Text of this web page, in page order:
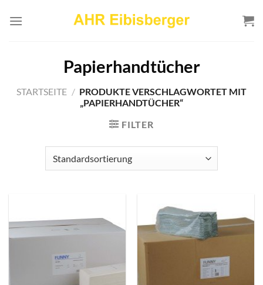
Inhalt
Papierhandtücher
STARTSEITE / PRODUKTE VERSCHLAGWORTET MIT
„PAPIERHANDTÜCHER“
FILTER